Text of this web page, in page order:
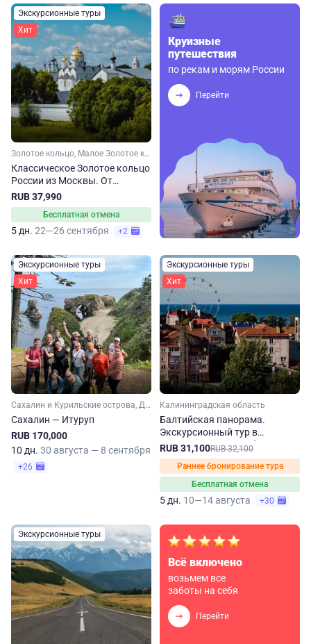
Экскурсионные туры
Хит
Золотое кольцо, Малое Золотое кольцо, Ярославская область, Ивановская область, Костромская область, Владимирская область, Московская область
Классическое Золотое кольцо
России из Москвы. От
Сергиева Посада до
Владимира
RUB 37,990
Бесплатная отмена
5 дн. 22—26 сентября +2
Круизные
путешествия
по рекам и морям России
Перейти
Экскурсионные туры
Хит
Сахалин и Курильские острова, Дальний Восток
Сахалин — Итуруп
RUB 170,000
10 дн. 30 августа — 8 сентября
+26
Экскурсионные туры
Хит
Калининградская область
Балтийская панорама.
Экскурсионный тур в
Калининградскую область
RUB 31,100RUB 32,100
Раннее бронирование тура
Бесплатная отмена
5 дн. 10—14 августа +30
Экскурсионные туры
Всё включено
возьмем все
заботы на себя
Перейти